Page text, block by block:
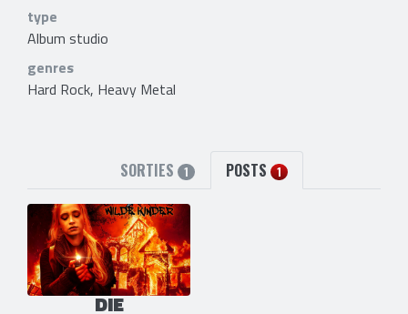
type
Album studio
genres
Hard Rock, Heavy Metal
SORTIES 1 POSTS 1
DIE